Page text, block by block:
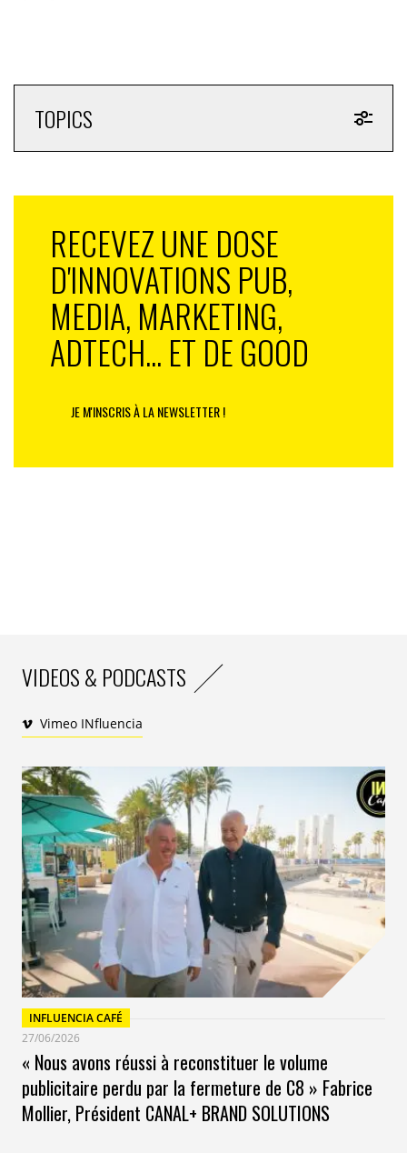
TOPICS
RECEVEZ UNE DOSE
D'INNOVATIONS PUB,
MEDIA, MARKETING,
ADTECH... ET DE GOOD
JE M'INSCRIS À LA NEWSLETTER !
VIDEOS & PODCASTS
Vimeo INfluencia
INFLUENCIA CAFÉ
27/06/2026
« Nous avons réussi à reconstituer le volume
publicitaire perdu par la fermeture de C8 » Fabrice
Mollier, Président CANAL+ BRAND SOLUTIONS